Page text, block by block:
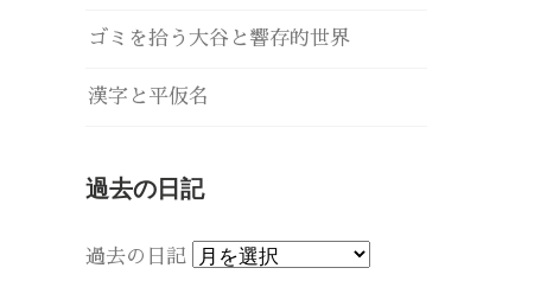
ゴミを拾う大谷と響存的世界
漢字と平仮名
過去の日記
過去の日記